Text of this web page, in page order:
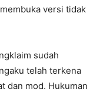
versi tidak
sudah
telah terkena
dan mod. Hukuman